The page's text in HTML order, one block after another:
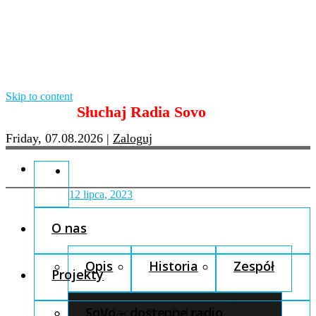
Skip to content
Słuchaj Radia Sovo
Friday, 07.08.2026 | Zaloguj
O nas
Opis Historia Zespół
Fundacja Pro Cultura
Projekty
SoVo – dostępne radio
12 lipca, 2023